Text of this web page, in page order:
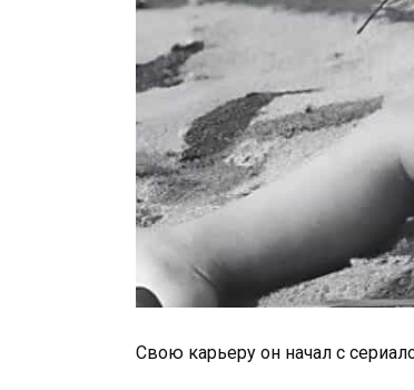
Свою карьеру он начал с